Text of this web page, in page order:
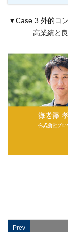
▼Case.3 外的コ
高業績と
Prev